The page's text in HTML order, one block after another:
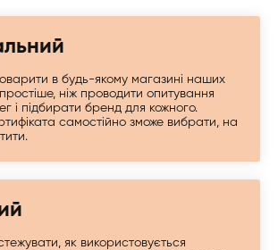
в будь-якому магазині наших
ніж проводити опитування
і підбирати бренд для кожного.
самостійно зможе вибрати, на
як використовується